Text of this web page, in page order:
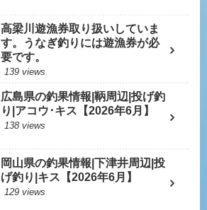
高梁川遊漁券取り扱いしていま
す。うなぎ釣りには遊漁券が必
要です。
139 views
広島県の釣果情報|鞆周辺|投げ釣
り|アコウ･キス【2026年6月】
138 views
岡山県の釣果情報|下津井周辺|投
げ釣り|キス【2026年6月】
129 views